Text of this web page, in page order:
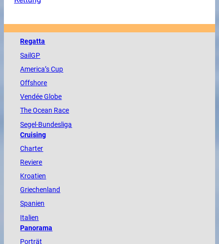
Regatta
SailGP
America’s Cup
Offshore
VendéeGlobe
TheOcean Race
Segel-Bundesliga
Cruising
Charter
Reviere
Kroatien
Griechenland
Spanien
Italien
Panorama
Porträt